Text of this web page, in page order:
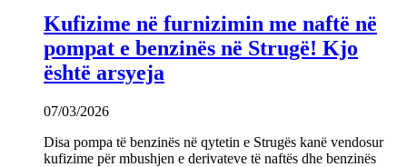
Kufizime në furnizimin me naftë në
pompat e benzinës në Strugë! Kjo
është arsyeja
07/03/2026
Disa pompa të benzinës në qytetin e Strugës kanë vendosur
kufizime për mbushjen e derivateve të naftës dhe benzinës